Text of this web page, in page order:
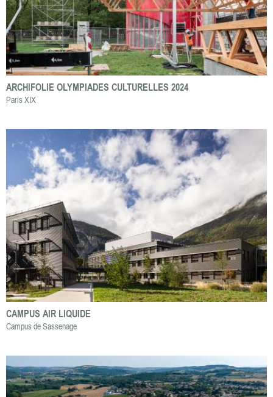
ARCHIFOLIE OLYMPIADES CULTURELLES 2024
Paris XIX
CAMPUS AIR LIQUIDE
Campus de Sassenage